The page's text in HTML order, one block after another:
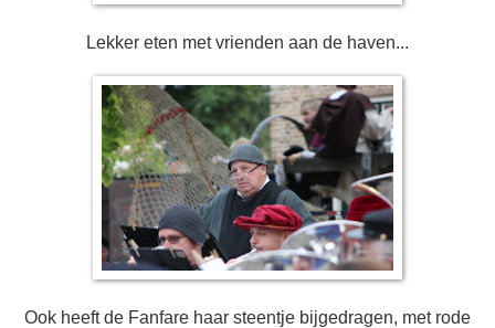
Lekker eten met vrienden aan de haven...
Ook heeft de Fanfare haar steentje bijgedragen, met rode